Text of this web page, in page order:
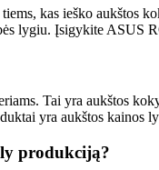
kas ieško aukštos
lygiu. Įsigykite ASUS
Tai yra aukštos
yra aukštos kainos
produkciją?